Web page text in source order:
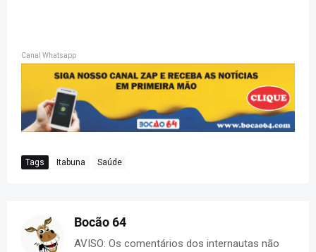
Canal Whatsapp
Tags Itabuna Saúde
Bocão 64
AVISO: Os comentários dos internautas não